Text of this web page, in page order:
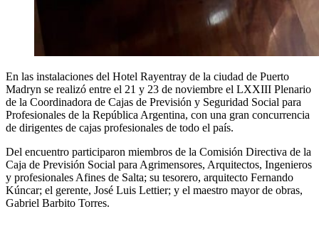
En las instalaciones del Hotel Rayentray de la ciudad de Puerto
Madryn se realizó entre el 21 y 23 de noviembre el LXXIII Plenario
de la Coordinadora de Cajas de Previsión y Seguridad Social para
Profesionales de la República Argentina, con una gran concurrencia
de dirigentes de cajas profesionales de todo el país.
Del encuentro participaron miembros de la Comisión Directiva de la
Caja de Previsión Social para Agrimensores, Arquitectos, Ingenieros
y profesionales Afines de Salta; su tesorero, arquitecto Fernando
Kúncar; el gerente, José Luis Lettier; y el maestro mayor de obras,
Gabriel Barbito Torres.